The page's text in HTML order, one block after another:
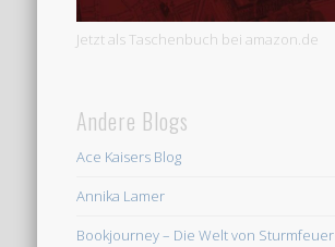
Jetzt als Taschenbuch bei amazon.de
Andere Blogs
Ace Kaisers Blog
Annika Lamer
Bookjourney – Die Welt von Sturmfeuer